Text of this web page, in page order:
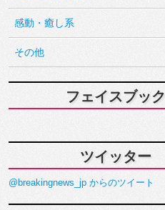
感動・癒し系
その他
フェイスブック
ツイッター
@breakingnews_jp からのツイート